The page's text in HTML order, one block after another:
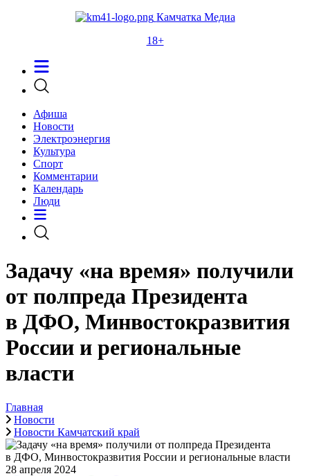
Камчатка Медиа
18+
Афиша
Новости
Электроэнергия
Культура
Спорт
Комментарии
Календарь
Люди
Задачу «на время» получили
от полпреда Президента
в ДФО, Минвостокразвития
России и региональные
власти
Главная
Новости
Новости Камчатский край
28 апреля 2024